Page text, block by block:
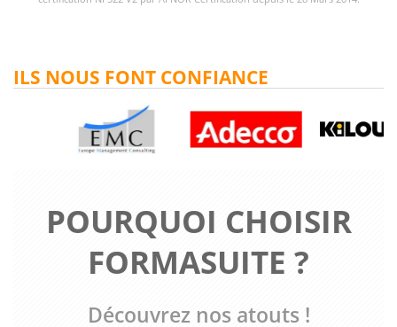
POURQUOI CHOISIR
FORMASUITE ?
Découvrez nos atouts !
ILS NOUS FONT CONFIANCE